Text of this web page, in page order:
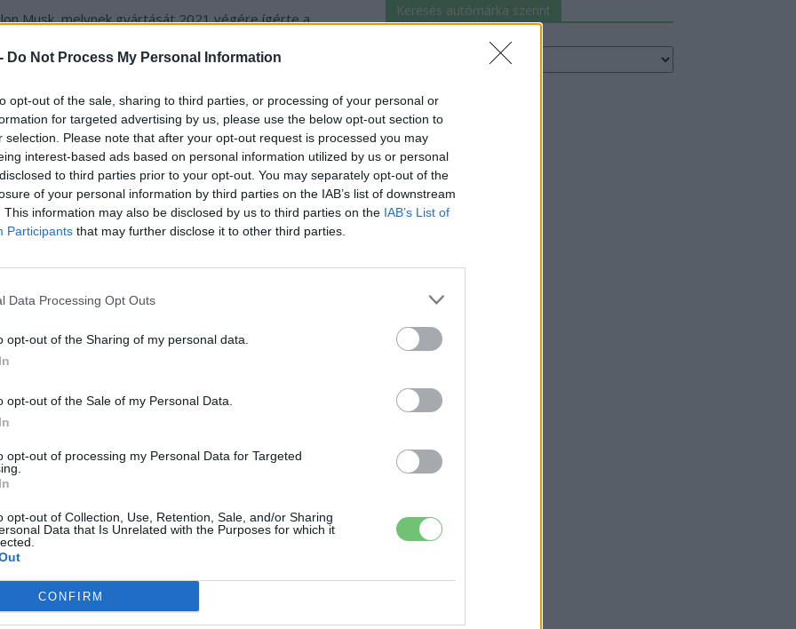
Do Not Process My Personal Information
opt-out of the sale, sharing to third parties, or processing of your personal or
for targeted advertising by us, please use the below opt-out section to
selection. Please note that after your opt-out request is processed you may
interest-based ads based on personal information utilized by us or personal
to third parties prior to your opt-out. You may separately opt-out of the
of your personal information by third parties on the IAB’s list of downstream
This information may also be disclosed by us to third parties on the IAB’s List of
Participants that may further disclose it to other third parties.
Data Processing Opt Outs
opt-out of the Sharing of my personal data.
opt-out of the Sale of my Personal Data.
opt-out of processing my Personal Data for Targeted
opt-out of Collection, Use, Retention, Sale, and/or Sharing
Data that Is Unrelated with the Purposes for which it
CONFIRM
Musk, melynek gyártását 2021 végére ígérte a
változatért 39 900 dollárt, míg az
volna a texasi székhelyű gyártó. Mára sajnos már
indítását többször is elhalasztották és a
a cég hivatalos weboldaláról, így nem tudni, mit
pickupja, ha végre piacra kerül.
t a Google hírfolyamodhoz!
további tartalmakért! ›
autó Elon Musk Gyártás Rivian
Tesla
de lelkében elkötelezett gamer, kütyü és immár e-autó rajongó!
Keresés autómárka szerint